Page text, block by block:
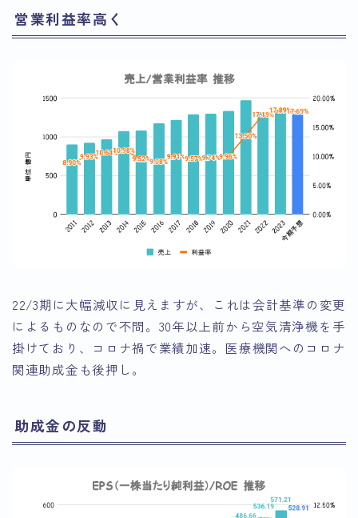
営業利益率高く
22/3期に大幅減収に見えますが、これは会計基準の変更
によるものなので不問。30年以上前から空気清浄機を手
掛けており、コロナ禍で業績加速。医療機関へのコロナ
関連助成金も後押し。
助成金の反動